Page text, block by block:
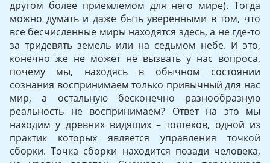
другом более приемлемом для него мире). Тогда
можно думать и даже быть уверенными в том, что
все бесчисленные миры находятся здесь, а не где-то
за тридевять земель или на седьмом небе. И это,
конечно же не может не вызвать у нас вопроса,
почему мы, находясь в обычном состоянии
сознания воспринимаем только привычный для нас
мир, а остальную бесконечно разнообразную
реальность не воспринимаем? Ответ на это мы
находим у древних видящих – толтеков, одной из
практик которых является управления точкой
сборки. Точка сборки находится позади человека,